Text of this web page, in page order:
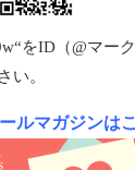
をID（@マー
い。
ルマガジンは